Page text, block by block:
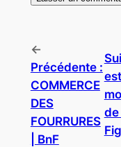
←
Précédente :
COMMERCE
DES
FOURRURES
| BnF
de